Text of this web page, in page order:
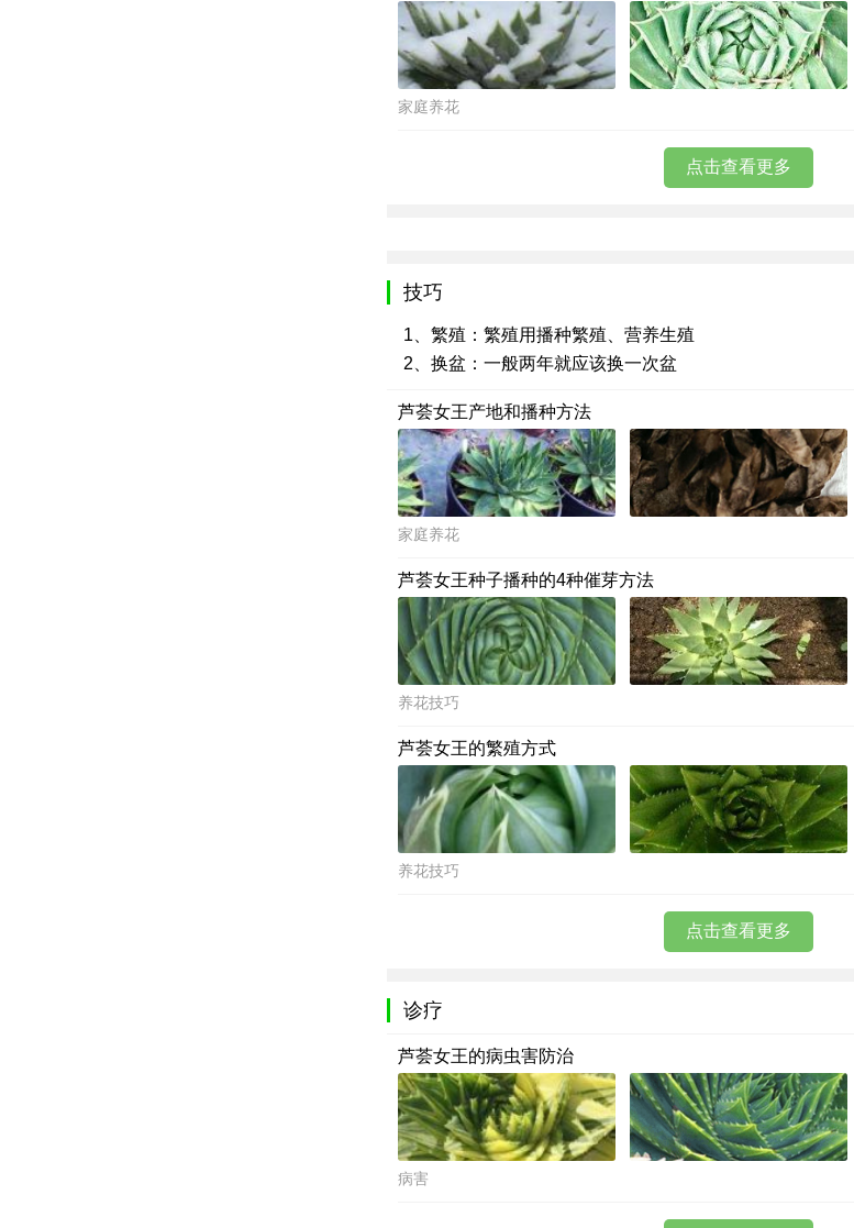
家庭养花
点击查看更多
技巧
1、繁殖：繁殖用播种繁殖、营养生殖
2、换盆：一般两年就应该换一次盆
芦荟女王产地和播种方法
家庭养花
芦荟女王种子播种的4种催芽方法
养花技巧
芦荟女王的繁殖方式
养花技巧
点击查看更多
诊疗
芦荟女王的病虫害防治
病害